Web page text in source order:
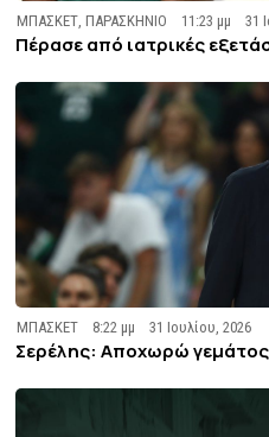
ΜΠΑΣΚΕΤ ,ΠΑΡΑΣΚΗΝΙΟ 11:23 μμ 31
Πέρασε από ιατρικές
ΜΠΑΣΚΕΤ 8:22 μμ 31 Ιουλίου, 2026
Σερέλης: Αποχωρώ